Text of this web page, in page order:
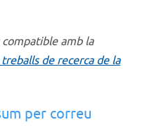
amb la
de recerca de la
per correu